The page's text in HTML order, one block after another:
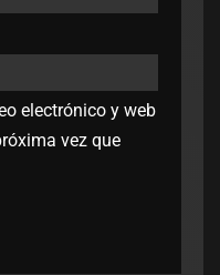
electrónico y web
vez que